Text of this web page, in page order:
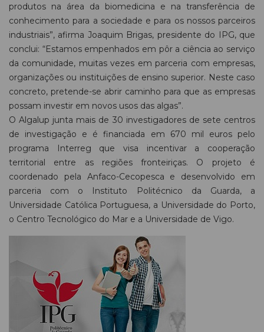
produtos na área da biomedicina e na transferência de
conhecimento para a sociedade e para os nossos parceiros
industriais”, afirma Joaquim Brigas, presidente do IPG, que
conclui: “Estamos empenhados em pôr a ciência ao serviço
da comunidade, muitas vezes em parceria com empresas,
organizações ou instituições de ensino superior. Neste caso
concreto, pretende-se abrir caminho para que as empresas
possam investir em novos usos das algas”.
O Algalup junta mais de 30 investigadores de sete centros
de investigação e é financiada em 670 mil euros pelo
programa Interreg que visa incentivar a cooperação
territorial entre as regiões fronteiriças. O projeto é
coordenado pela Anfaco-Cecopesca e desenvolvido em
parceria com o Instituto Politécnico da Guarda, a
Universidade Católica Portuguesa, a Universidade do Porto,
o Centro Tecnológico do Mar e a Universidade de Vigo.